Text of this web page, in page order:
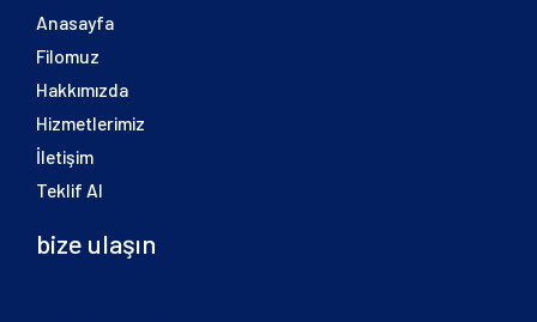
Anasayfa
Filomuz
Hakkımızda
Hizmetlerimiz
İletişim
Teklif Al
bize ulaşın